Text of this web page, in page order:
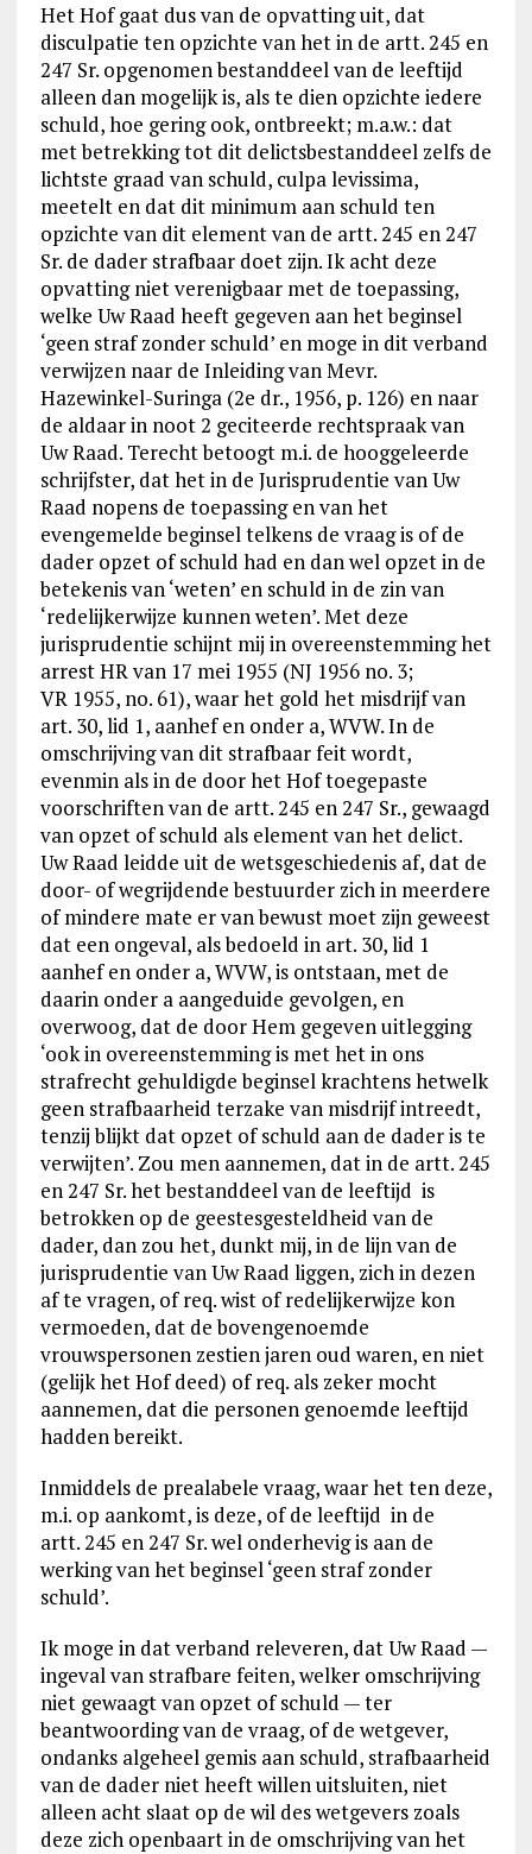
Het Hof gaat dus van de opvatting uit, dat
disculpatie ten opzichte van het in de artt. 245 en
247 Sr. opgenomen bestanddeel van de leeftijd
alleen dan mogelijk is, als te dien opzichte iedere
schuld, hoe gering ook, ontbreekt; m.a.w.: dat
met betrekking tot dit delictsbestanddeel zelfs de
lichtste graad van schuld, culpa levissima,
meetelt en dat dit minimum aan schuld ten
opzichte van dit element van de artt. 245 en 247
Sr. de dader strafbaar doet zijn. Ik acht deze
opvatting niet verenigbaar met de toepassing,
welke Uw Raad heeft gegeven aan het beginsel
‘geen straf zonder schuld’ en moge in dit verband
verwijzen naar de Inleiding van Mevr.
Hazewinkel-Suringa (2e dr., 1956, p. 126) en naar
de aldaar in noot 2 geciteerde rechtspraak van
Uw Raad. Terecht betoogt m.i. de hooggeleerde
schrijfster, dat het in de Jurisprudentie van Uw
Raad nopens de toepassing en van het
evengemelde beginsel telkens de vraag is of de
dader opzet of schuld had en dan wel opzet in de
betekenis van ‘weten’ en schuld in de zin van
‘redelijkerwijze kunnen weten’. Met deze
jurisprudentie schijnt mij in overeenstemming het
arrest HR van 17 mei 1955 (NJ 1956 no. 3;
VR 1955, no. 61), waar het gold het misdrijf van
art. 30, lid 1, aanhef en onder a, WVW. In de
omschrijving van dit strafbaar feit wordt,
evenmin als in de door het Hof toegepaste
voorschriften van de artt. 245 en 247 Sr., gewaagd
van opzet of schuld als element van het delict.
Uw Raad leidde uit de wetsgeschiedenis af, dat de
door- of wegrijdende bestuurder zich in meerdere
of mindere mate er van bewust moet zijn geweest
dat een ongeval, als bedoeld in art. 30, lid 1
aanhef en onder a, WVW, is ontstaan, met de
daarin onder a aangeduide gevolgen, en
overwoog, dat de door Hem gegeven uitlegging
‘ook in overeenstemming is met het in ons
strafrecht gehuldigde beginsel krachtens hetwelk
geen strafbaarheid terzake van misdrijf intreedt,
tenzij blijkt dat opzet of schuld aan de dader is te
verwijten’. Zou men aannemen, dat in de artt. 245
en 247 Sr. het bestanddeel van de leeftijd is
betrokken op de geestesgesteldheid van de
dader, dan zou het, dunkt mij, in de lijn van de
jurisprudentie van Uw Raad liggen, zich in dezen
af te vragen, of req. wist of redelijkerwijze kon
vermoeden, dat de bovengenoemde
vrouwspersonen zestien jaren oud waren, en niet
(gelijk het Hof deed) of req. als zeker mocht
aannemen, dat die personen genoemde leeftijd
hadden bereikt.
Inmiddels de prealabele vraag, waar het ten deze,
m.i. op aankomt, is deze, of de leeftijd in de
artt. 245 en 247 Sr. wel onderhevig is aan de
werking van het beginsel ‘geen straf zonder
schuld’.
Ik moge in dat verband releveren, dat Uw Raad —
ingeval van strafbare feiten, welker omschrijving
niet gewaagt van opzet of schuld — ter
beantwoording van de vraag, of de wetgever,
ondanks algeheel gemis aan schuld, strafbaarheid
van de dader niet heeft willen uitsluiten, niet
alleen acht slaat op de wil des wetgevers zoals
deze zich openbaart in de omschrijving van het